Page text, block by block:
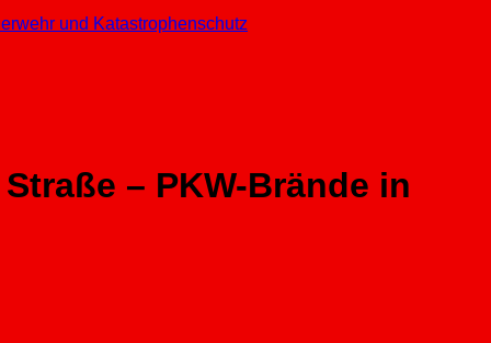
und Katastrophenschutz
– PKW-Brände in